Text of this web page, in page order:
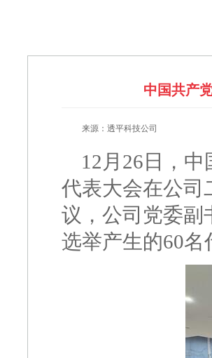
中国共产
来源：透平科技公司
12月26日，
代表大会在公司
议，公司党委副
选举产生的60